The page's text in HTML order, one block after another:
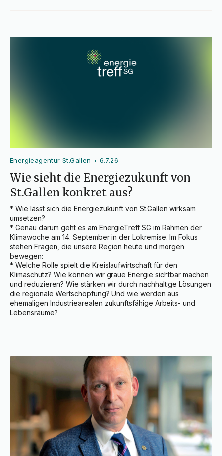
Energieagentur St.Gallen • 6.7.26
Wie sieht die Energiezukunft von
St.Gallen konkret aus?
* Wie lässt sich die Energiezukunft von St.Gallen wirksam
umsetzen?
* Genau darum geht es am EnergieTreff SG im Rahmen der
Klimawoche am 14. September in der Lokremise. Im Fokus
stehen Fragen, die unsere Region heute und morgen
bewegen:
* Welche Rolle spielt die Kreislaufwirtschaft für den
Klimaschutz? Wie können wir graue Energie sichtbar machen
und reduzieren? Wie stärken wir durch nachhaltige Lösungen
die regionale Wertschöpfung? Und wie werden aus
ehemaligen Industriearealen zukunftsfähige Arbeits- und
Lebensräume?